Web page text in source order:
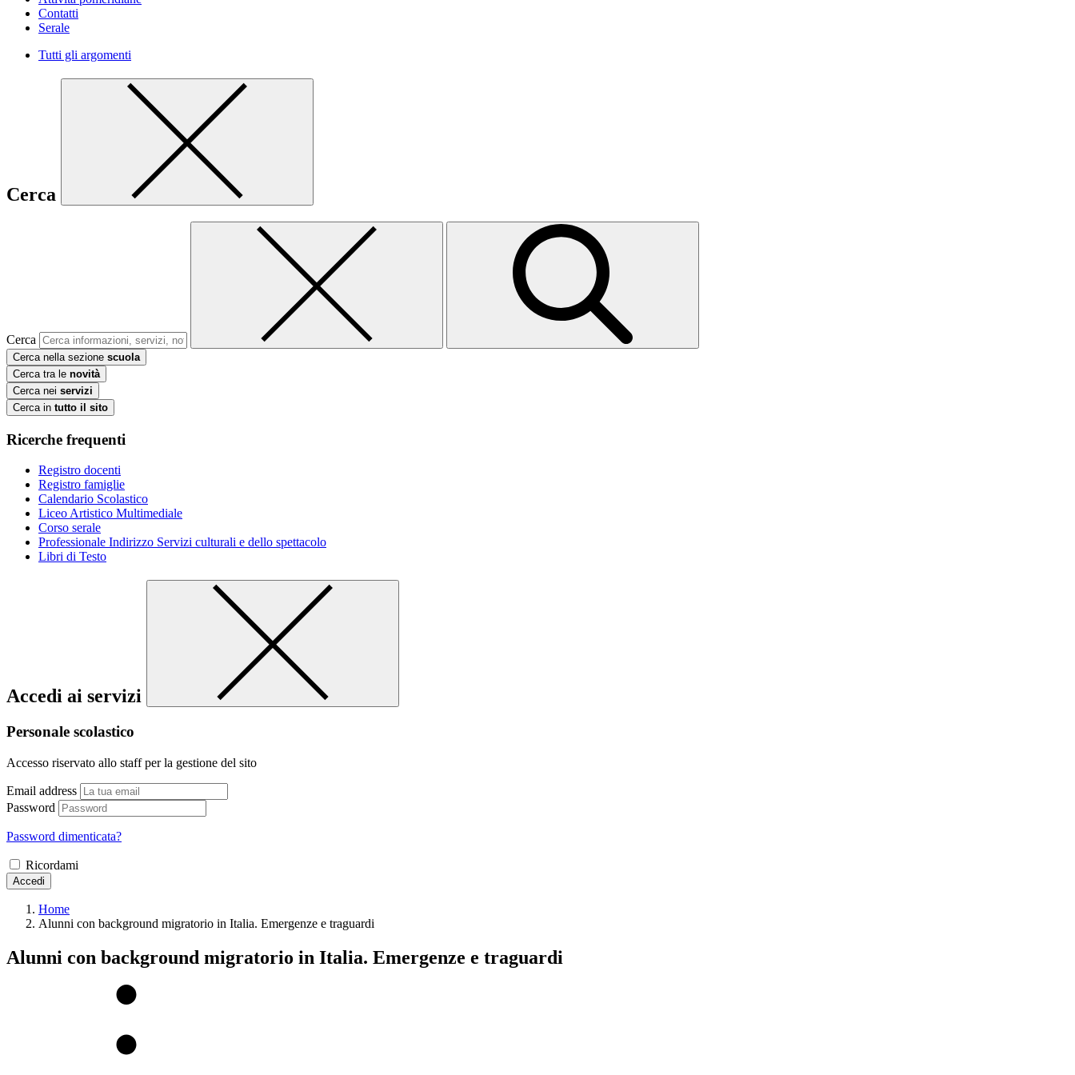
Contatti
Serale
Tutti gli argomenti
Cerca
Cerca
Cerca nella sezione scuola
Cerca tra le novità
Cerca nei servizi
Cerca in tutto il sito
Ricerche frequenti
Registro docenti
Registro famiglie
Calendario Scolastico
Liceo Artistico Multimediale
Corso serale
Professionale Indirizzo Servizi culturali e dello spettacolo
Libri di Testo
Accedi ai servizi
Personale scolastico
Accesso riservato allo staff per la gestione del sito
Email address
Password
Password dimenticata?
Ricordami
Accedi
Home
Alunni con background migratorio in Italia. Emergenze e traguardi
Alunni con background migratorio in Italia. Emergenze e traguardi